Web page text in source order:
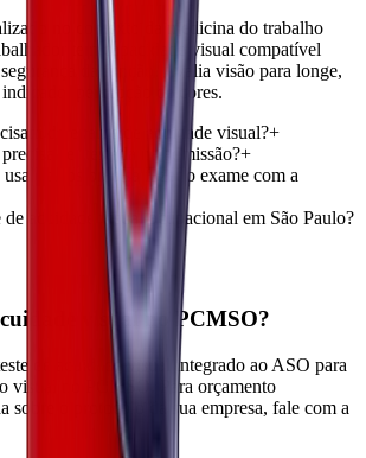
no contexto da medicina do trabalho
tem capacidade visual compatível
da função. Avalia visão para longe,
percepção de cores.
de exame de acuidade visual?+
ser testada na admissão?+
óculos precisa fazer o exame com a
acuidade visual ocupacional em São Paulo?
visual no PCMSO?
de acuidade visual integrado ao ASO para
visual no PCMSO. Para orçamento
sobre o protocolo da sua empresa, fale com a